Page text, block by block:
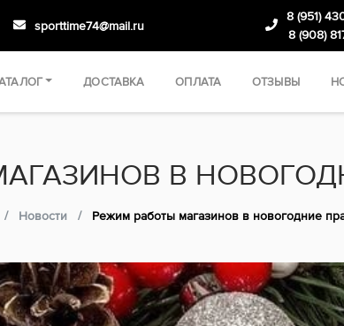
sporttime74@mail.ru
8 (951)
8 (908)
ДОСТАВКА ОПЛАТА ОТЗЫВЫ
В
Новости Режим работы магазинов в новогодние